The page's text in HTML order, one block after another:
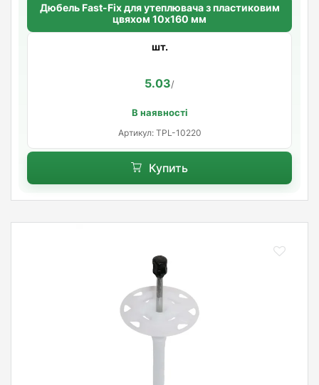
Дюбель Fast-Fix для утеплювача з пластиковим
цвяхом 10х160 мм
шт.
5.03/
В наявності
Артикул: TPL-10220
Купить